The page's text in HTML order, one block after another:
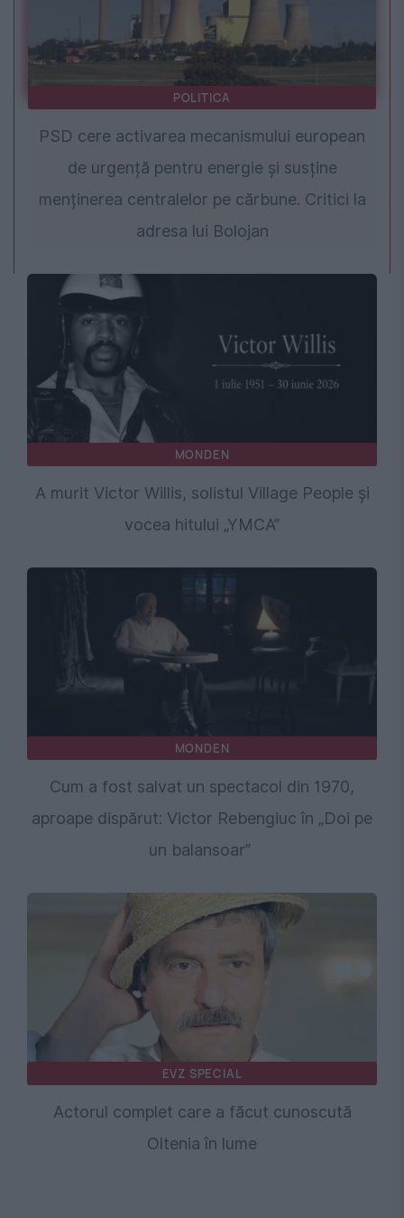
POLITICA
PSD cere activarea mecanismului european
de urgență pentru energie și susține
menținerea centralelor pe cărbune. Critici la
adresa lui Bolojan
MONDEN
A murit Victor Willis, solistul Village People și
vocea hitului „YMCA”
MONDEN
Cum a fost salvat un spectacol din 1970,
aproape dispărut: Victor Rebengiuc în „Doi pe
un balansoar”
EVZ SPECIAL
Actorul complet care a făcut cunoscută
Oltenia în lume